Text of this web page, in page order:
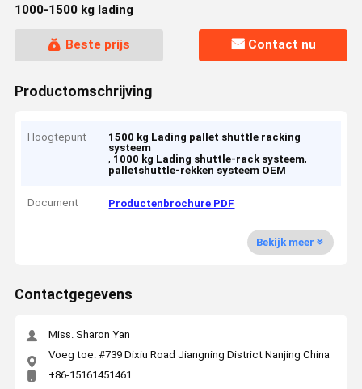
1000-1500 kg lading
Beste prijs Contact nu
Productomschrijving
Hoogtepunt
1500 kg Lading pallet shuttle racking
systeem
, 1000 kg Lading shuttle-rack systeem,
palletshuttle-rekken systeem OEM
Document Productenbrochure PDF
Bekijk meer
Contactgegevens
Miss. Sharon Yan
Voeg toe: #739 Dixiu Road Jiangning District Nanjing China
+86-15161451461